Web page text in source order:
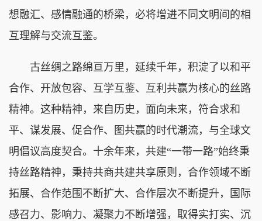
想融汇、感情融通的桥梁，必将增进不同文明间的相
互理解与交流互鉴。
古丝绸之路绵亘万里，延续千年，积淀了以和平
合作、开放包容、互学互鉴、互利共赢为核心的丝路
精神。这种精神，来自历史，面向未来，符合求和
平、谋发展、促合作、图共赢的时代潮流，与全球文
明倡议高度契合。十余年来，共建“一带一路”始终秉
持丝路精神，秉持共商共建共享原则，合作领域不断
拓展、合作范围不断扩大、合作层次不断提升，国际
感召力、影响力、凝聚力不断增强，取得实打实、沉